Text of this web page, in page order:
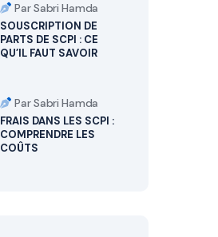
Par Sabri Hamda
SOUSCRIPTION DE
PARTS DE SCPI : CE
QU’IL FAUT SAVOIR
Par Sabri Hamda
FRAIS DANS LES SCPI :
COMPRENDRE LES
COÛTS